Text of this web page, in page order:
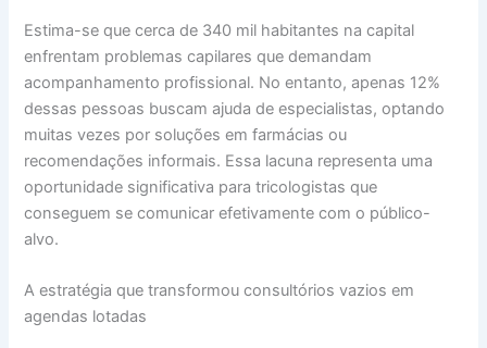
Estima-se que cerca de 340 mil habitantes na capital
enfrentam problemas capilares que demandam
acompanhamento profissional. No entanto, apenas 12%
dessas pessoas buscam ajuda de especialistas, optando
muitas vezes por soluções em farmácias ou
recomendações informais. Essa lacuna representa uma
oportunidade significativa para tricologistas que
conseguem se comunicar efetivamente com o público-
alvo.
A estratégia que transformou consultórios vazios em
agendas lotadas